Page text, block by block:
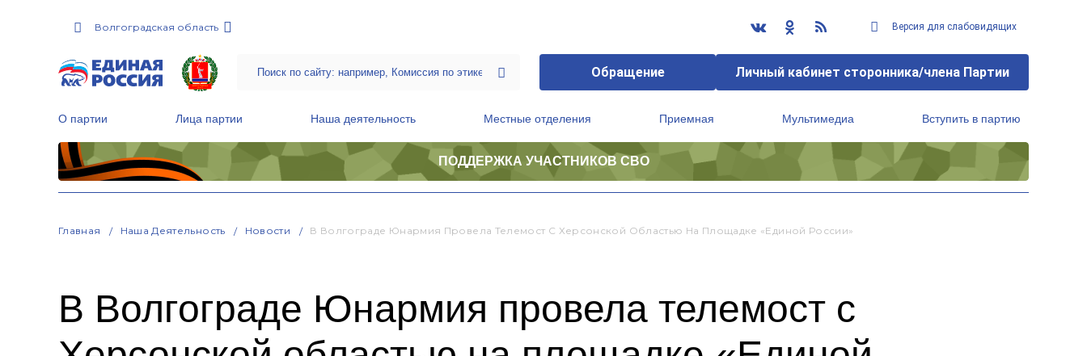
Волгоградская область Версия для слабовидящих
Обращение Личный кабинет сторонника/члена Партии
О партии Лица партии Наша деятельность Местные отделения Приемная Мультимедиа Вступить в партию
ПОДДЕРЖКА УЧАСТНИКОВ СВО
Главная Наша Деятельность Новости В Волгограде Юнармия Провела Телемост С Херсонской Областью На Площадке «Единой России»
В Волгограде Юнармия провела телемост с